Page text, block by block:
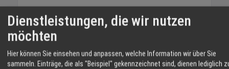
Telefon
0781 960515 0
E-Mail
info@idee-energieberatung.de
Jetzt anfragen
Dienstleistungen, die wir nutzen
möchten
Hier können Sie einsehen und anpassen, welche Information wir über Sie
sammeln. Einträge, die als "Beispiel" gekennzeichnet sind, dienen lediglich